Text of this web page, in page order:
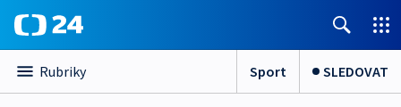
Rubriky Sport SLEDOVAT